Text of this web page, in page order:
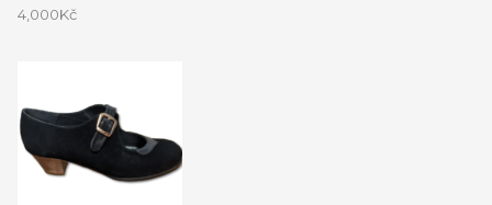
4,000Kč